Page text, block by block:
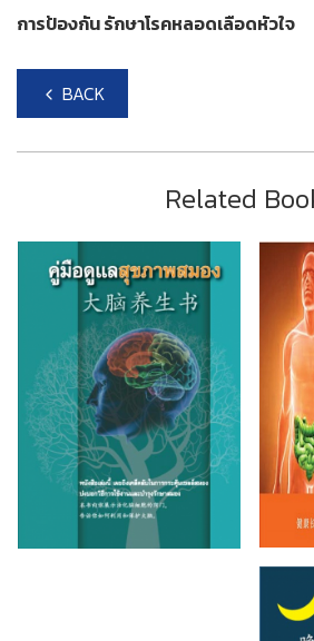
การป้องกัน รักษาโรคหลอดเลือดหัวใจ
BACK
Related